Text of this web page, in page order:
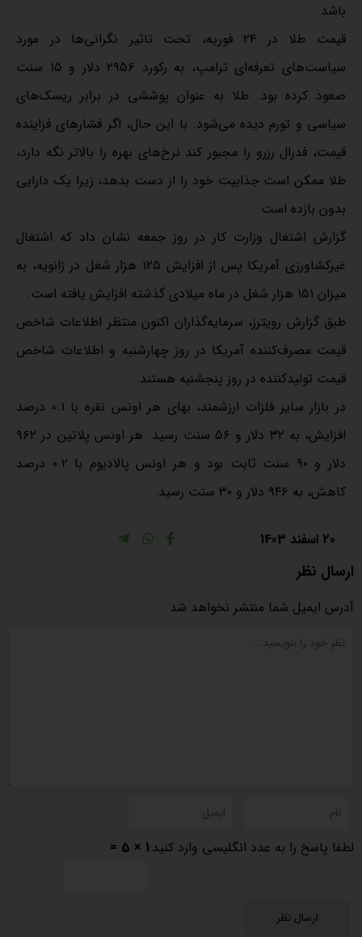
باشد.
قیمت طلا در ۲۴ فوریه، تحت تاثیر نگرانی‌ها در مورد
سیاست‌های تعرفه‌ای ترامپ، به رکورد ۲۹۵۶ دلار و ۱۵ سنت
صعود کرده بود. طلا به عنوان پوششی در برابر ریسک‌های
سیاسی و تورم دیده می‌شود. با این حال، اگر فشارهای فزاینده
قیمت، فدرال رزرو را مجبور کند نرخ‌های بهره را بالاتر نگه دارد،
طلا ممکن است جذابیت خود را از دست بدهد، زیرا یک دارایی
بدون بازده است.
گزارش اشتغال وزارت کار در روز جمعه نشان داد که اشتغال
غیرکشاورزی آمریکا پس از افزایش ۱۲۵ هزار شغل در ژانویه، به
میزان ۱۵۱ هزار شغل در ماه میلادی گذشته افزایش یافته است.
طبق گزارش رویترز، سرمایه‌گذاران اکنون منتظر اطلاعات شاخص
قیمت مصرف‌کننده آمریکا در روز چهارشنبه و اطلاعات شاخص
قیمت تولیدکننده در روز پنجشنبه هستند.
در بازار سایر فلزات ارزشمند، بهای هر اونس نقره با ۰.۱ درصد
افزایش، به ۳۲ دلار و ۵۶ سنت رسید. هر اونس پلاتین در ۹۶۲
دلار و ۹۰ سنت ثابت بود و هر اونس پالادیوم با ۰.۲ درصد
کاهش، به ۹۴۶ دلار و ۳۰ سنت رسید.
20 اسفند 1403
ارسال نظر
آدرس ایمیل شما منتشر نخواهد شد.
لطفا پاسخ را به عدد انگلیسی وارد کنید:1 × 5 =